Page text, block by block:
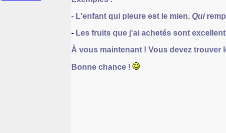
- L'enfant qui pleure est le mien. Qui
- Les fruits que j'ai achetés sont
À vous maintenant ! Vous devez
Bonne chance !